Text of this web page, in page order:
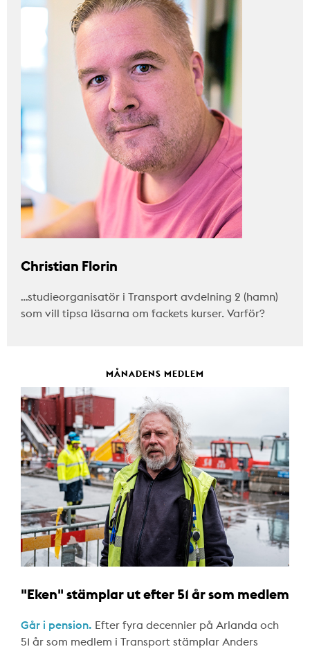
Christian Florin
…studieorganisatör i Transport avdelning 2 (hamn)
som vill tipsa läsarna om fackets kurser. Varför?
MÅNADENS MEDLEM
"Eken" stämplar ut efter 51 år som medlem
Går i pension. Efter fyra decennier på Arlanda och
51 år som medlem i Transport stämplar Anders